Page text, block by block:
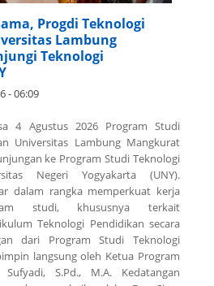
Progdi Teknologi
Lambung
Teknologi
- 06:09
4 Agustus 2026 Program Studi
Universitas Lambung Mangkurat
ke Program Studi Teknologi
Negeri Yogyakarta (UNY).
dalam rangka memperkuat kerja
studi, khususnya terkait
Teknologi Pendidikan secara
dari Program Studi Teknologi
langsung oleh Ketua Program
S.Pd., M.A. Kedatangan